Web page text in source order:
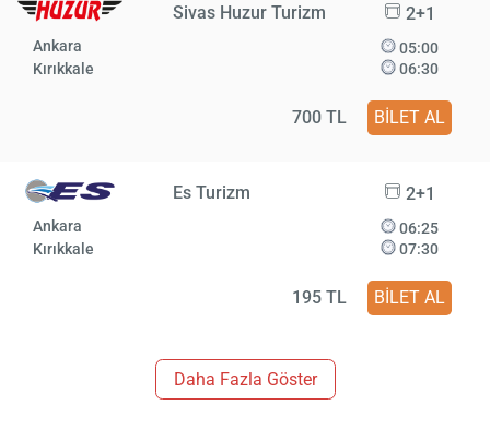
Sivas Huzur Turizm 2+1
Ankara
Kırıkkale
05:00
06:30
700 TL BİLET AL
Es Turizm 2+1
Ankara
Kırıkkale
06:25
07:30
195 TL BİLET AL
Daha Fazla Göster